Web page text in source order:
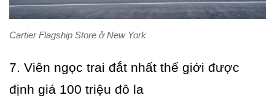
Cartier Flagship Store ở New York
7. Viên ngọc trai đắt nhất thế giới được
định giá 100 triệu đô la